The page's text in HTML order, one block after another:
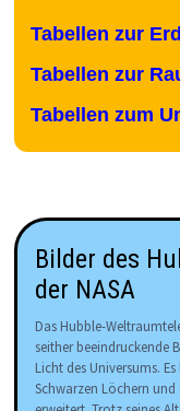
Tabellen zur
Tabellen zur
Tabellen zum
Bilder des
der NASA
Das Hubble-
seither beeindruckende
Licht des Universums.
Schwarzen Löchern